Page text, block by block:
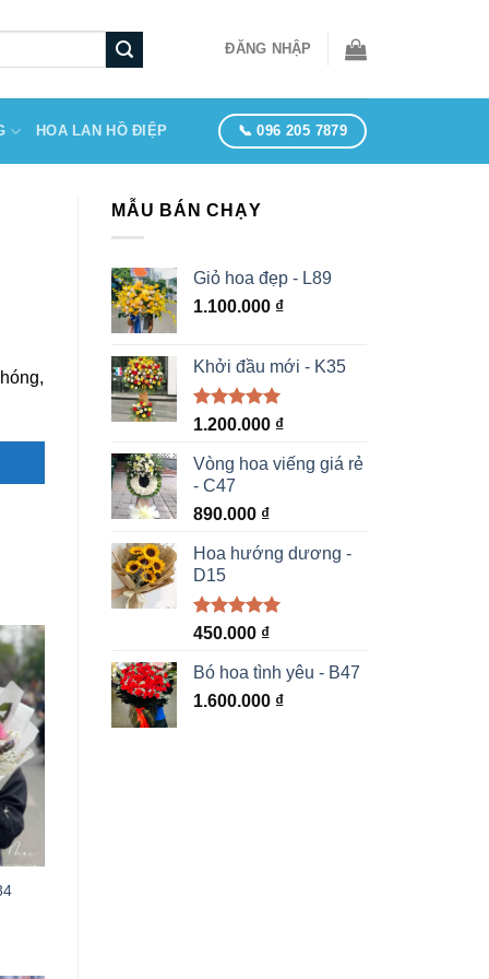
ĐĂNG NHẬP
HOA LAN HỒ ĐIỆP 📞 096 205 7879
MẪU BÁN CHẠY
Giỏ hoa đẹp - L89
1.100.000 ₫
Khởi đầu mới - K35
Được xếp
5 sao
1.200.000 ₫
Vòng hoa viếng giá rẻ
- C47
890.000 ₫
Hoa hướng dương -
D15
Được xếp
5 sao
450.000 ₫
Bó hoa tình yêu - B47
1.600.000 ₫